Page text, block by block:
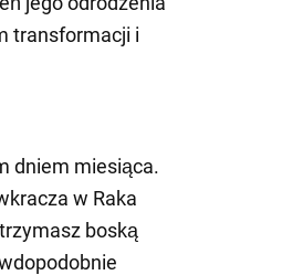
transformacji i
dniem miesiąca.
w Raka
boską